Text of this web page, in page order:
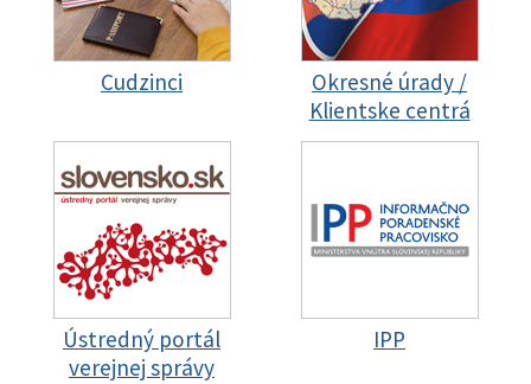
Cudzinci
Okresné úrady /
Klientske centrá
Ústredný portál
verejnej správy
IPP